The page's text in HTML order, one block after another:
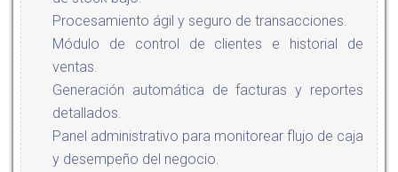
Procesamiento ágil y seguro de transacciones.
Módulo de control de clientes e historial de
ventas.
Generación automática de facturas y reportes
detallados.
Panel administrativo para monitorear flujo de caja
y desempeño del negocio.